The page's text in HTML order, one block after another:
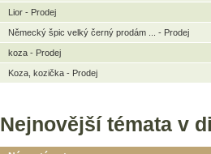
Lior - Prodej
Německý špic velký černý prodám ... - Prodej
koza - Prodej
Koza, kozička - Prodej
Nejnovější témata v